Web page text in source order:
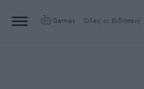
Games Όλες οι Ειδήσεις